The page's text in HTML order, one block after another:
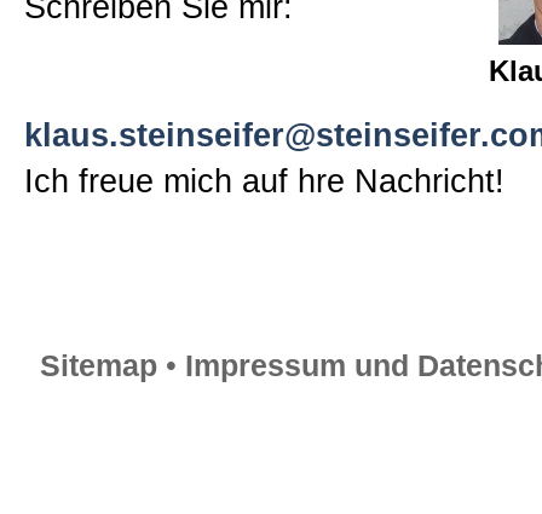
Schreiben Sie mir:
Ich freue mich auf hre Nachricht!
Sitemap • Impressum und